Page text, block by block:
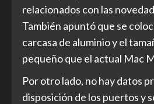
relacionados con las
También apuntó que se
carcasa de aluminio y el
pequeño que el actual Mac
Por otro lado, no hay datos
disposición de los puertos y